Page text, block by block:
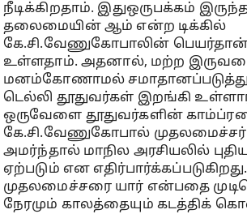
நீடிக்கிறதாம். இதுஒருபக்கம்
தலைமையின் ஆம் என்ற டிக்கில்
கே.சி.வேணுகோபாலின் பெயர்தான்
உள்ளதாம். அதனால், மற்ற
மனம்கோணாமல்
டெல்லி தூதுவர்கள் இறங்கி
ஒருவேளை தூதுவர்களின்
கே.சி.வேணுகோபால் முதலமைச்சர்
அமர்ந்தால் மாநில அரசியலில்
ஏற்படும் என
முதலமைச்சரை யார் என்பதை
நேரமும் காலத்தையும் கடத்திக்